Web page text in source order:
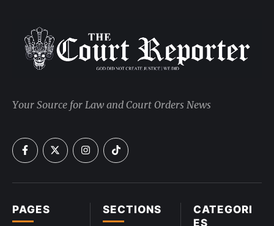
CATEGORI
ES
SECTIONS
PAGES
Your Source for Law and Court Orders News